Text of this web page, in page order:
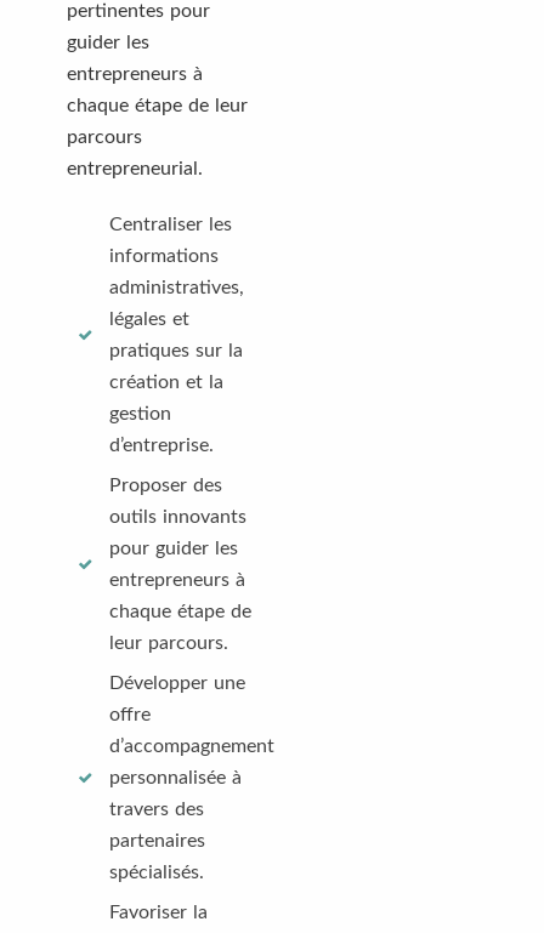
pertinentes pour
guider les
entrepreneurs à
chaque étape de leur
parcours
entrepreneurial.
Centraliser les
informations
administratives,
légales et
pratiques sur la
création et la
gestion
d’entreprise.
Proposer des
outils innovants
pour guider les
entrepreneurs à
chaque étape de
leur parcours.
Développer une
offre
d’accompagnement
personnalisée à
travers des
partenaires
spécialisés.
Favoriser la